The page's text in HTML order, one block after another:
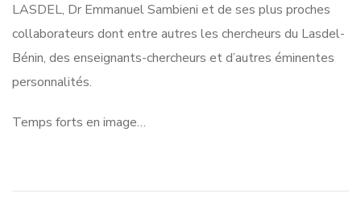
LASDEL, Dr Emmanuel Sambieni et de ses plus proches
collaborateurs dont entre autres les chercheurs du Lasdel-
Bénin, des enseignants-chercheurs et d’autres éminentes
personnalités.
Temps forts en image…